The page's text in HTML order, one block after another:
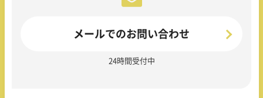
メールでのお問い合わせ
24時間受付中